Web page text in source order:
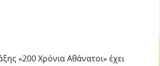
«200 Χρόνια Αθάνατοι» έχει